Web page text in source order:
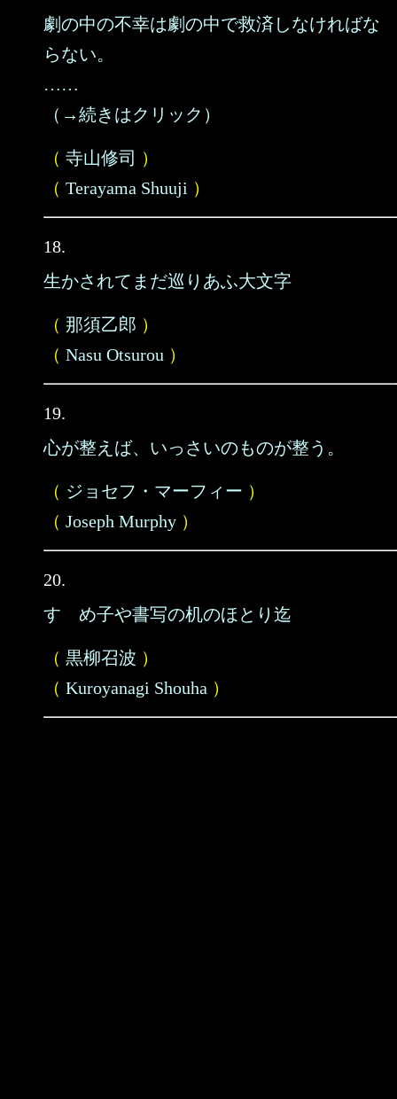
劇の中の不幸は劇の中で救済しなければな
らない。
……
（→続きはクリック）
（ 寺山修司 ）
（ Terayama Shuuji ）
18.
生かされてまだ巡りあふ大文字
（ 那須乙郎 ）
（ Nasu Otsurou ）
19.
心が整えば、いっさいのものが整う。
（ ジョセフ・マーフィー ）
（ Joseph Murphy ）
20.
すゞめ子や書写の机のほとり迄
（ 黒柳召波 ）
（ Kuroyanagi Shouha ）